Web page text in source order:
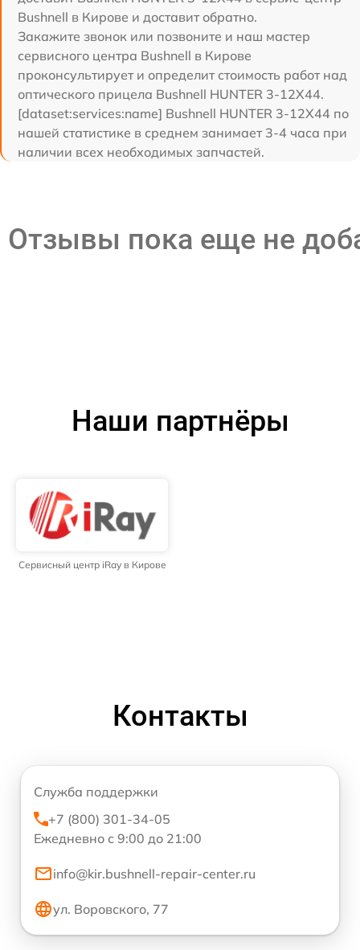
Bushnell в Кирове и доставит обратно.
Закажите звонок или позвоните и наш мастер
сервисного центра Bushnell в Кирове
проконсультирует и определит стоимость работ над
оптического прицела Bushnell HUNTER 3-12X44.
[dataset:services:name] Bushnell HUNTER 3-12X44 по
нашей статистике в среднем занимает 3-4 часа при
наличии всех необходимых запчастей.
Отзывы пока еще не
Наши партнёры
Сервисный центр iRay в Кирове
Контакты
Служба поддержки
+7 (800) 301-34-05
Ежедневно с 9:00 до 21:00
info@kir.bushnell-repair-center.ru
ул. Воровского, 77